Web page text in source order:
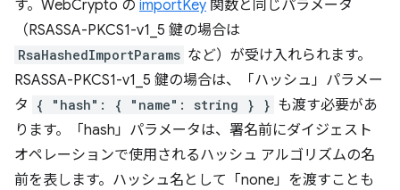
す。WebCrypto の importKey 関数と同じパラメータ
（RSASSA-PKCS1-v1_5 鍵の場合は
RsaHashedImportParams など）が受け入れられます。
RSASSA-PKCS1-v1_5 鍵の場合は、「ハッシュ」パラメー
タ
{ "hash": { "name": string } } も渡す必要があ
ります。「hash」パラメータは、署名前にダイジェスト
オペレーションで使用されるハッシュ アルゴリズムの名
前を表します。ハッシュ名として「none」を渡すことも